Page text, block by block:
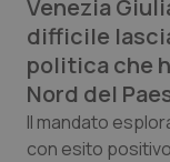
Calabria
Campania
Emilia-
Asma &
Car-T
Venezia
difficile
politica che
Nord del
Il mandato
con esito